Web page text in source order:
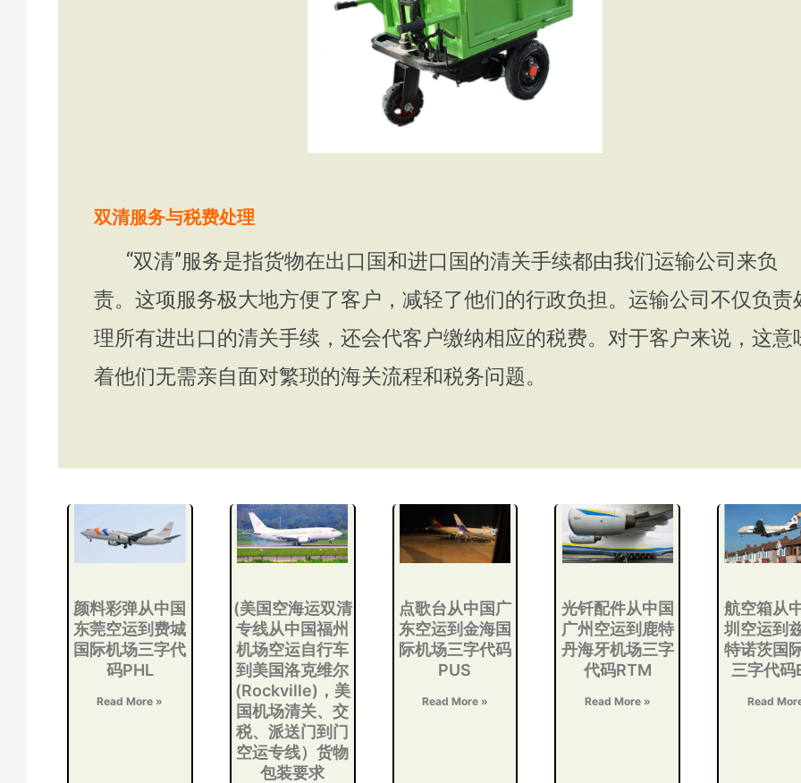
双清服务与税费处理
“双清”服务是指货物在出口国和进口国的清关手续都由我们运输公司来负
责。这项服务极大地方便了客户，减轻了他们的行政负担。运输公司不仅负责
理所有进出口的清关手续，还会代客户缴纳相应的税费。对于客户来说，这意
着他们无需亲自面对繁琐的海关流程和税务问题。
颜料彩弹从中国
东莞空运到费城
国际机场三字代
码PHL
Read More »
(美国空海运双清
专线从中国福州
机场空运自行车
到美国洛克维尔
(Rockville)，美
国机场清关、交
税、派送门到门
空运专线）货物
包装要求
点歌台从中国广
东空运到金海国
际机场三字代码
PUS
Read More »
光钎配件从中国
广州空运到鹿特
丹海牙机场三字
代码RTM
Read More »
航空箱从
圳空运到
特诺茨国
三字代码
Read